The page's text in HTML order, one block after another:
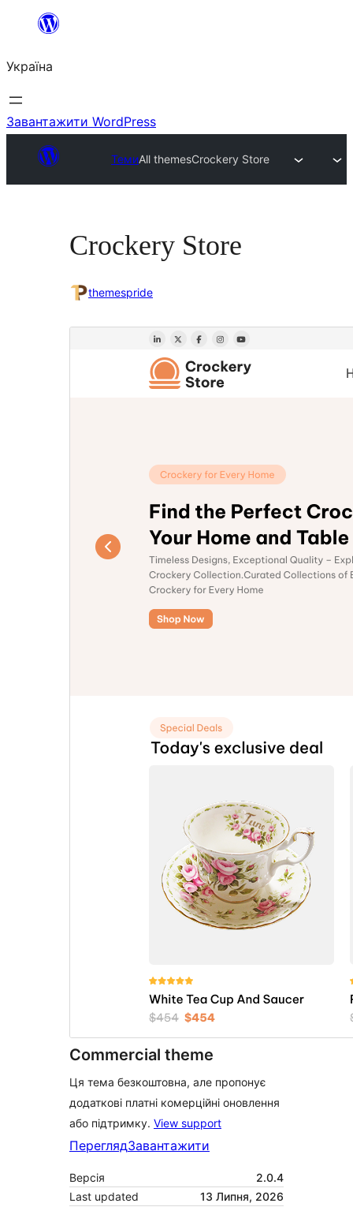
Перейти
вмісту
Україна
Завантажити WordPress
ТемиAll themesCrockery Store
Crockery Store
themespride
Commercial theme
Ця тема безкоштовна, але пропонує
додаткові платні комерційні оновлення
або підтримку. View support
ПереглядЗавантажити
Версія
2.0.4
Last updated
13 Липня, 2026